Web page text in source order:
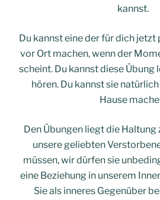
kannst.
Du kannst eine der für dich jetzt
vor Ort machen, wenn der
scheint. Du kannst diese Übung
hören. Du kannst sie
Hause
Den Übungen liegt die Haltung
unsere geliebten
müssen, wir dürfen sie
eine Beziehung in unserem
Sie als inneres Gegenüber